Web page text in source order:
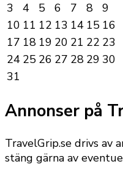
3
4 5 6 7 8
9
10 11 12 13 14 15 16
17 18 19 20 21 22 23
24 25 26 27 28 29 30
31
Annonser på
TravelGrip.se drivs av
stäng gärna av